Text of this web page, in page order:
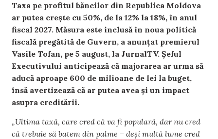
Taxa pe profitul băncilor din Republica Moldova
ar putea crește cu 50%, de la 12% la 18%, în anul
fiscal 2027. Măsura este inclusă în noua politică
fiscală pregătită de Guvern, a anunțat premierul
Vasile Tofan, pe 5 august, la JurnalTV. Șeful
Executivului anticipează că majorarea ar urma să
aducă aproape 600 de milioane de lei la buget,
însă avertizează că ar putea avea și un impact
asupra creditării.
„Ultima taxă, care cred că va fi populară, dar nu cred
că trebuie să batem din palme – deși multă lume cred